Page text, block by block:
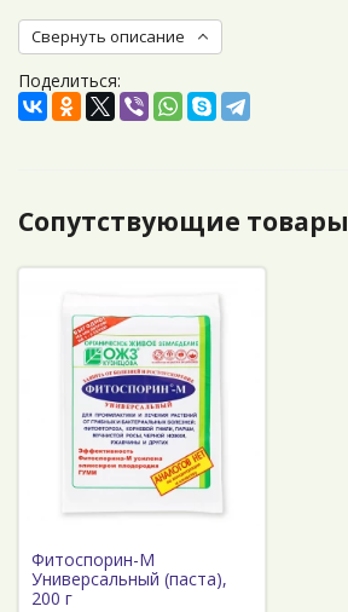
Свернуть описание
Поделиться:
Сопутствующие товары
Фитоспорин-М
Универсальный (паста),
200 г